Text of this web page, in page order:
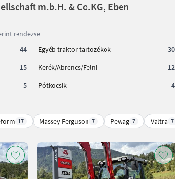
m.b.H. & Co.KG, Eben
rendezve
44 Egyéb traktor tartozékok 30
15 Kerék/Abroncs/Felni 12
5 Pótkocsik 4
17 Massey Ferguson 7 Pewag 7 Valtra 7